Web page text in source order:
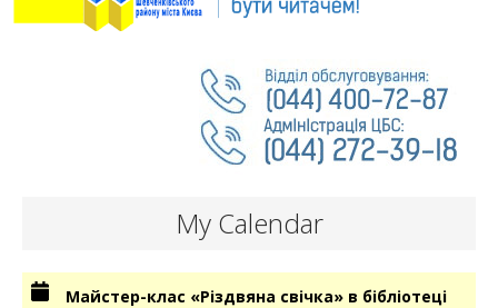
My Calendar
Майстер-клас «Різдвяна свічка» в бібліотеці